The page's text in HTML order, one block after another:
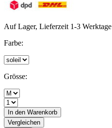
Auf Lager, Lieferzeit 1-3 Werktage
Farbe:
Grösse:
In den Warenkorb
Vergleichen